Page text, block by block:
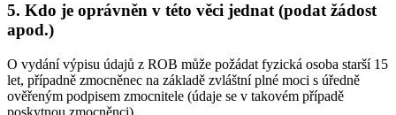
5. Kdo je oprávněn v této věci jednat (podat žádost
apod.)
O vydání výpisu údajů z ROB může požádat fyzická osoba starší 15
let, případně zmocněnec na základě zvláštní plné moci s úředně
ověřeným podpisem zmocnitele (údaje se v takovém případě